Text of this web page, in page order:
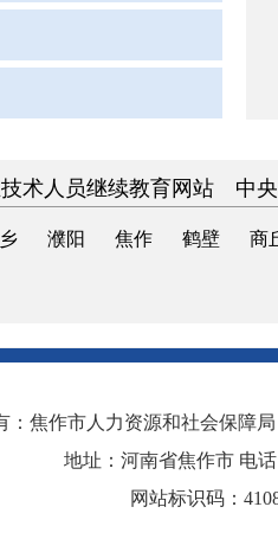
术人员继续教育网站 中
濮阳 焦作 鹤壁 商
：焦作市人力资源和社会保障局
地址：河南省焦作市 电话
网站标识码：